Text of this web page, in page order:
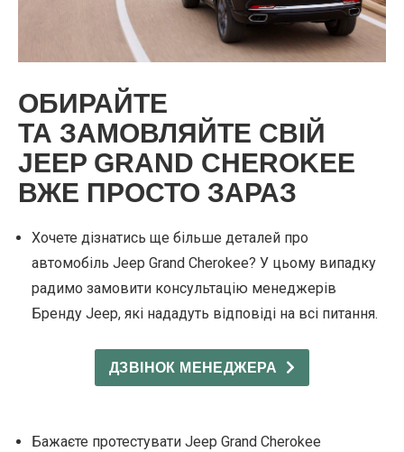
ОБИРАЙТЕ
ТА ЗАМОВЛЯЙТЕ СВІЙ
JEEP GRAND CHEROKEE
ВЖЕ ПРОСТО ЗАРАЗ
Хочете дізнатись ще більше деталей про
автомобіль Jeep Grand Cherokee? У цьому випадку
радимо замовити консультацію менеджерів
Бренду Jeep, які нададуть відповіді на всі питання.
ДЗВІНОК МЕНЕДЖЕРА
Бажаєте протестувати Jeep Grand Cherokee